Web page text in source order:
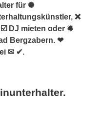
für ✺
❌
DJ mieten oder ✹
Bergzabern. ❤
✉ ✔.